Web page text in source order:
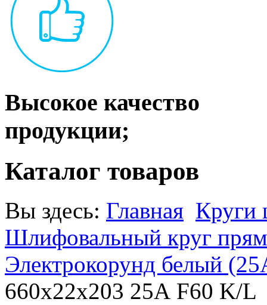
Высокое качество
продукции;
Каталог товаров
Вы здесь: Главная Круги
Шлифовальный круг
Электрокорунд белый
660х22х203 25А F60 K/L